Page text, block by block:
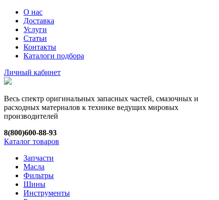
О нас
Доставка
Услуги
Статьи
Контакты
Каталоги подбора
Личный кабинет
Весь спектр оригинальных запасных частей, смазочных и
расходных материалов к технике ведущих мировых
производителей
8(800)600-88-93
Каталог товаров
Запчасти
Масла
Фильтры
Шины
Инструменты